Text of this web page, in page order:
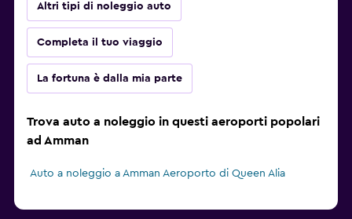
Altri tipi di noleggio auto
Completa il tuo viaggio
La fortuna è dalla mia parte
Trova auto a noleggio in questi aeroporti popolari
ad Amman
Auto a noleggio a Amman Aeroporto di Queen Alia